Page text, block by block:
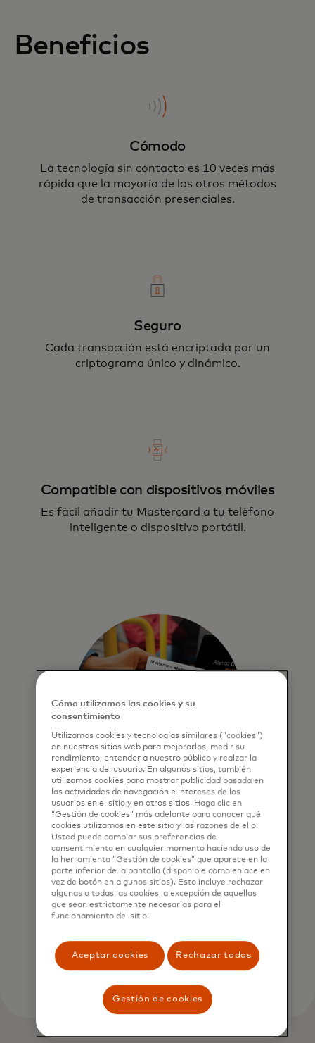
Beneficios
Cómodo
La tecnología sin contacto es 10 veces más
rápida que la mayoría de los otros métodos
de transacción presenciales.
Seguro
Cada transacción está encriptada por un
criptograma único y dinámico.
Compatible con dispositivos móviles
Es fácil añadir tu Mastercard a tu teléfono
inteligente o dispositivo portátil.
Paga tu pasaje de bus con
tu Mastercard Sin
Contacto
Busca el símbolo Sin Contacto en tu
tarjeta y en las terminales de venta
de los buses.
Conoce las rutas aquí‎
Cómo utilizamos las cookies y su
consentimiento
Utilizamos cookies y tecnologías similares (“cookies”)
en nuestros sitios web para mejorarlos, medir su
rendimiento, entender a nuestro público y realzar la
experiencia del usuario. En algunos sitios, también
utilizamos cookies para mostrar publicidad basada en
las actividades de navegación e intereses de los
usuarios en el sitio y en otros sitios. Haga clic en
“Gestión de cookies” más adelante para conocer qué
cookies utilizamos en este sitio y las razones de ello.
Usted puede cambiar sus preferencias de
consentimiento en cualquier momento haciendo uso de
la herramienta “Gestión de cookies” que aparece en la
parte inferior de la pantalla (disponible como enlace en
vez de botón en algunos sitios). Esto incluye rechazar
algunas o todas las cookies, a excepción de aquellas
que sean estrictamente necesarias para el
funcionamiento del sitio.
Aceptar cookies Rechazar todas
Gestión de cookies